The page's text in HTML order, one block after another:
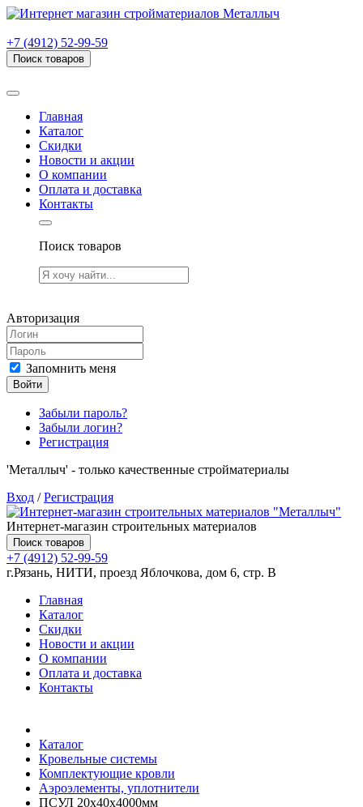
+7 (4912) 52-99-59
Поиск товаров
Главная
Каталог
Скидки
Новости и акции
О компании
Оплата и доставка
Контакты
Поиск товаров
Авторизация
Запомнить меня
Войти
Забыли пароль?
Забыли логин?
Регистрация
'Металлыч' - только качественные стройматериалы
Вход /Регистрация
Интернет-магазин строительных материалов
Поиск товаров
+7 (4912) 52-99-59
г.Рязань, НИТИ, проезд Яблочкова, дом 6, стр. В
Главная
Каталог
Скидки
Новости и акции
О компании
Оплата и доставка
Контакты
Каталог
Кровельные системы
Комплектующие кровли
Аэроэлементы, уплотнители
ПСУЛ 20х40х4000мм